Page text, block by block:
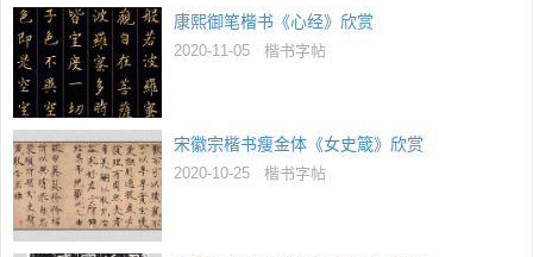
康熙御笔楷书《心经》欣赏
2020-11-05 楷书字帖
宋徽宗楷书瘦金体《女史箴》欣赏
2020-10-25 楷书字帖